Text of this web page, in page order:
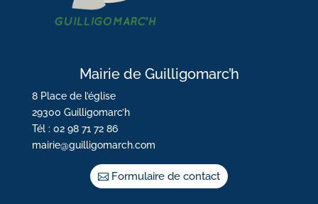
Mairie de Guilligomarc’h
8 Place de l’église
29300 Guilligomarc’h
Tél : 02 98 71 72 86
mairie@guilligomarch.com
Formulaire de contact